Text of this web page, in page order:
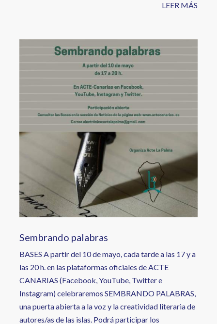
LEER MÁS
Sembrando palabras
BASES A partir del 10 de mayo, cada tarde a las 17 y a
las 20 h. en las plataformas oficiales de ACTE
CANARIAS (Facebook, YouTube, Twitter e
Instagram) celebraremos SEMBRANDO PALABRAS,
una puerta abierta a la voz y la creatividad literaria de
autores/as de las islas. Podrá participar los